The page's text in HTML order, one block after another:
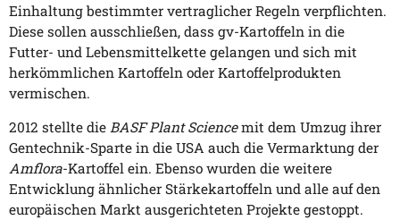
Einhaltung bestimmter vertraglicher Regeln verpflichten.
Diese sollen ausschließen, dass gv-Kartoffeln in die
Futter- und Lebensmittelkette gelangen und sich mit
herkömmlichen Kartoffeln oder Kartoffelprodukten
vermischen.
2012 stellte die BASF Plant Sciencemit dem Umzug ihrer
Gentechnik-Sparte in die USA auch die Vermarktung der
Amflora-Kartoffel ein. Ebenso wurden die weitere
Entwicklung ähnlicher Stärkekartoffeln und alle auf den
europäischen Markt ausgerichteten Projekte gestoppt.